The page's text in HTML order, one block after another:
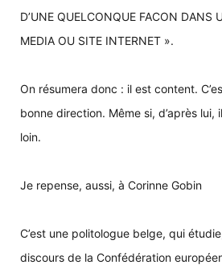
D’UNE QUELCONQUE FACON DANS
MEDIA OU SITE INTERNET ».
On résumera donc : il est content.
bonne direction. Même si, d’après lui,
loin.
Je repense, aussi, à Corinne Gobin
C’est une politologue belge, qui
discours de la Confédération